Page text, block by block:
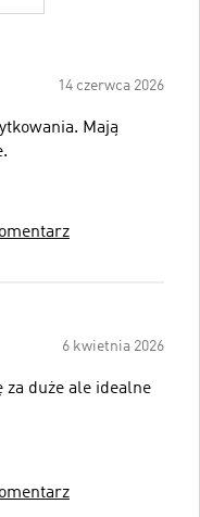
14 czerwca 2026
Mają
6 kwietnia 2026
za duże ale idealne